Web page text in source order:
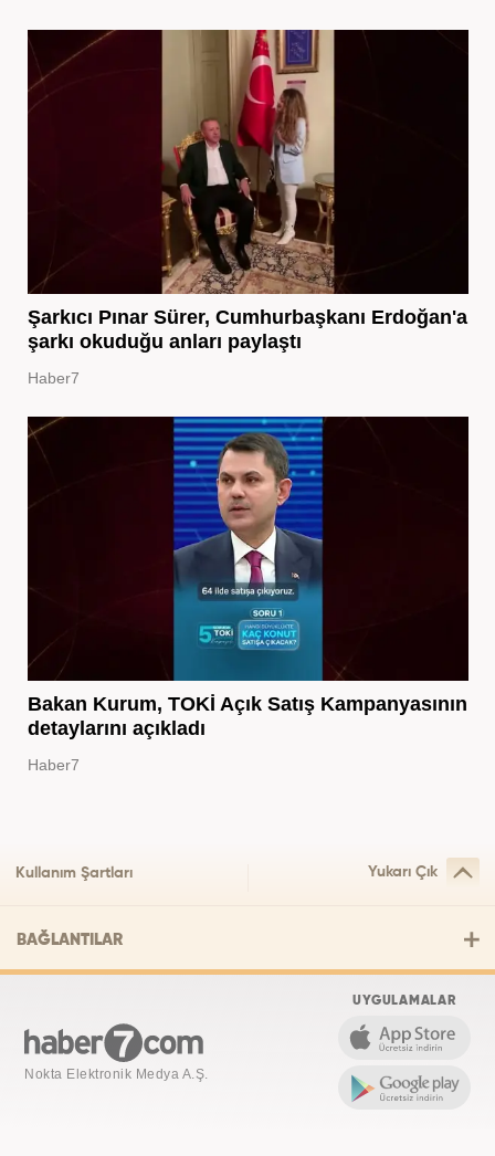
Şarkıcı Pınar Sürer, Cumhurbaşkanı Erdoğan'a
şarkı okuduğu anları paylaştı
Haber7
Bakan Kurum, TOKİ Açık Satış Kampanyasının
detaylarını açıkladı
Haber7
Kullanım Şartları Yukarı Çık
BAĞLANTILAR
Nokta Elektronik Medya A.Ş.
UYGULAMALAR